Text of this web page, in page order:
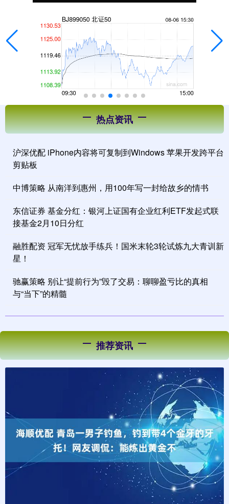
热点资讯
沪深优配 iPhone内容将可复制到Windows 苹果开发跨平台
剪贴板
中博策略 从南洋到惠州，用100年写一封给故乡的情书
东信证券 基金分红：银河上证国有企业红利ETF发起式联
接基金2月10日分红
融胜配资 冠军无忧放手练兵！国米末轮3轮试炼九大青训新
星！
驰赢策略 别让“提前行为”毁了交易：聊聊盈亏比的真相
与“当下”的精髓
推荐资讯